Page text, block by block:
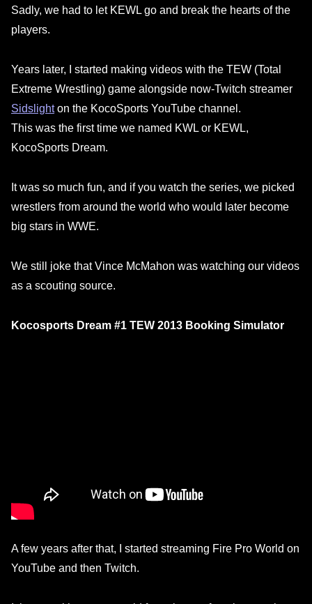
Sadly, we had to let KEWL go and break the hearts of the
players.
Years later, I started making videos with the TEW (Total
Extreme Wrestling) game alongside now-Twitch streamer
Sidslighton the KocoSports YouTube channel.
This was the first time we named KWL or KEWL,
KocoSports Dream.
It was so much fun, and if you watch the series, we picked
wrestlers from around the world who would later become
big stars in WWE.
We still joke that Vince McMahon was watching our videos
as a scouting source.
Kocosports Dream #1 TEW 2013 Booking Simulator
A few years after that, I started streaming Fire Pro World on
YouTube and then Twitch.